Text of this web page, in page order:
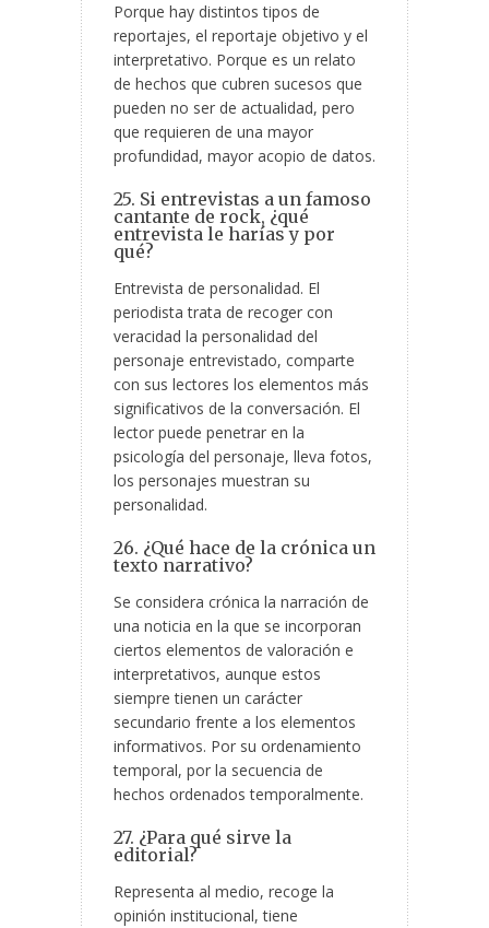
Porque hay distintos tipos de
reportajes, el reportaje objetivo y el
interpretativo. Porque es un relato
de hechos que cubren sucesos que
pueden no ser de actualidad, pero
que requieren de una mayor
profundidad, mayor acopio de datos.
25. Si entrevistas a un famoso
cantante de rock, ¿qué
entrevista le harías y por
qué?
Entrevista de personalidad. El
periodista trata de recoger con
veracidad la personalidad del
personaje entrevistado, comparte
con sus lectores los elementos más
significativos de la conversación. El
lector puede penetrar en la
psicología del personaje, lleva fotos,
los personajes muestran su
personalidad.
26. ¿Qué hace de la crónica un
texto narrativo?
Se considera crónica la narración de
una noticia en la que se incorporan
ciertos elementos de valoración e
interpretativos, aunque estos
siempre tienen un carácter
secundario frente a los elementos
informativos. Por su ordenamiento
temporal, por la secuencia de
hechos ordenados temporalmente.
27. ¿Para qué sirve la
editorial?
Representa al medio, recoge la
opinión institucional, tiene